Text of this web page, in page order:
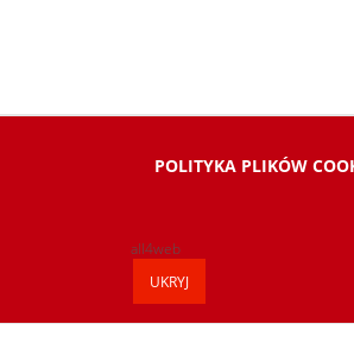
POLITYKA PLIKÓW
all4web